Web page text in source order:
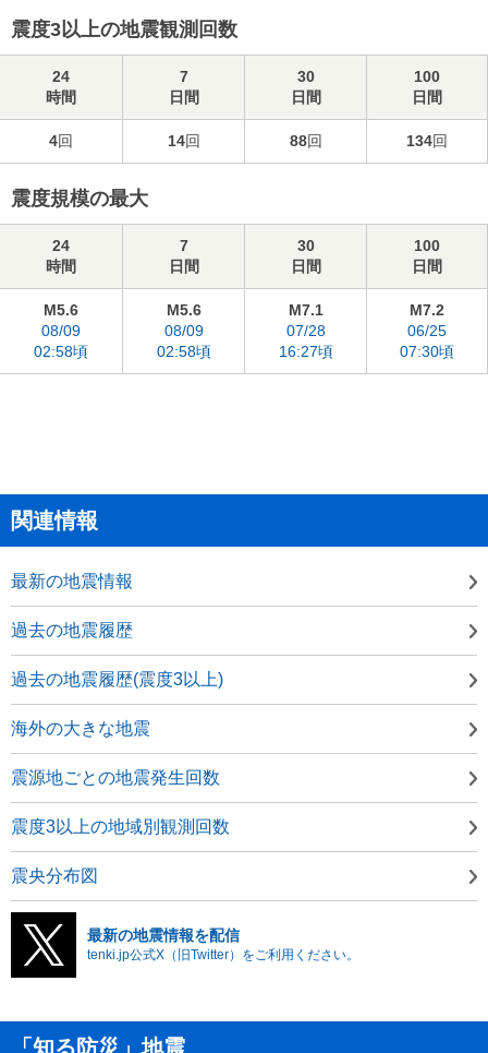
震度3以上の地震観測回数
24
時間
7
日間
30
日間
100
日間
4回 14回 88回 134回
震度規模の最大
24
時間
7
日間
30
日間
100
日間
M5.6
08/09
02:58頃
M5.6
08/09
02:58頃
M7.1
07/28
16:27頃
M7.2
06/25
07:30頃
関連情報
最新の地震情報
過去の地震履歴
過去の地震履歴(震度3以上)
海外の大きな地震
震源地ごとの地震発生回数
震度3以上の地域別観測回数
震央分布図
最新の地震情報を配信
tenki.jp公式X（旧Twitter）をご利用ください。
「知る防災」地震